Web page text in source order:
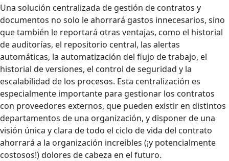
Una solución centralizada de gestión de contratos y
documentos no solo le ahorrará gastos innecesarios, sino
que también le reportará otras ventajas, como el historial
de auditorías, el repositorio central, las alertas
automáticas, la automatización del flujo de trabajo, el
historial de versiones, el control de seguridad y la
escalabilidad de los procesos. Esta centralización es
especialmente importante para gestionar los contratos
con proveedores externos, que pueden existir en distintos
departamentos de una organización, y disponer de una
visión única y clara de todo el ciclo de vida del contrato
ahorrará a la organización increíbles (¡y potencialmente
costosos!) dolores de cabeza en el futuro.